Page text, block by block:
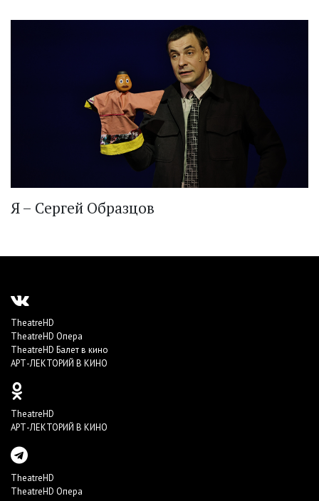
Я – Сергей Образцов
TheatreHD
TheatreHD Опера
TheatreHD Балет в кино
АРТ-ЛЕКТОРИЙ В КИНО
TheatreHD
АРТ-ЛЕКТОРИЙ В КИНО
TheatreHD
TheatreHD Опера